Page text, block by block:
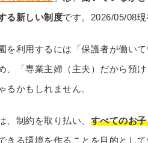
る新しい制度です。2026/05/08現
を利用するには「保護者が働い
、「専業主婦（主夫）だから預
るかもしれません。
、制約を取り払い、 すべてのお
きる環境を作ることを目的とし